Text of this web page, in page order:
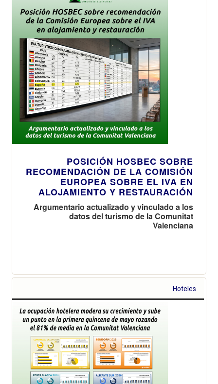
POSICIÓN HOSBEC SOBRE
RECOMENDACIÓN DE LA COMISIÓN
EUROPEA SOBRE EL IVA EN
ALOJAMIENTO Y RESTAURACIÓN
Argumentario actualizado y vinculado a los
datos del turismo de la Comunitat
Valenciana
Hoteles